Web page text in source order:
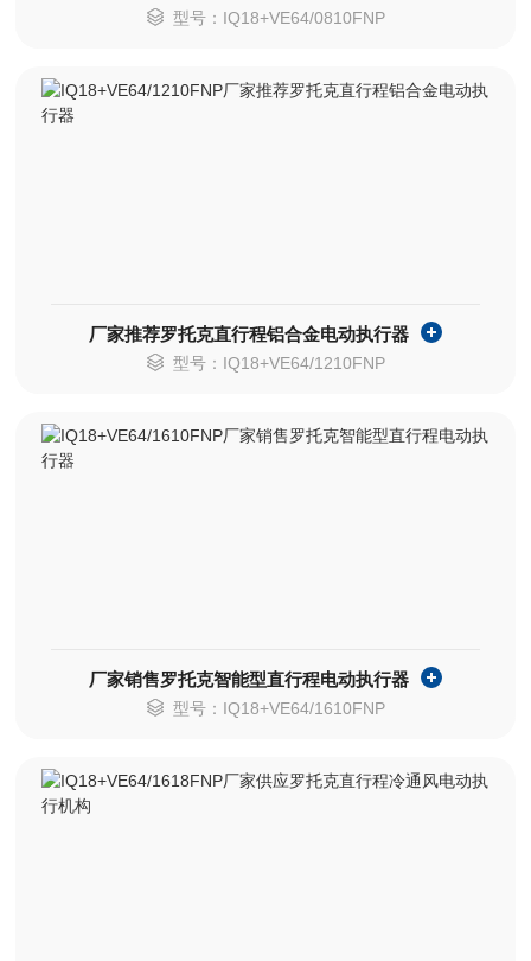
型号：IQ18+VE64/0810FNP
厂家推荐罗托克直行程铝合金电动执行器
型号：IQ18+VE64/1210FNP
厂家销售罗托克智能型直行程电动执行器
型号：IQ18+VE64/1610FNP